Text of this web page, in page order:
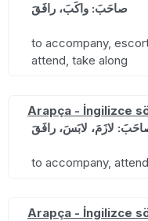
صاحَبَ: واكَبَ، رافَقَ
to accompany,
attend, take along
Arapça - İngilizce
لازَمَ، لابَسَ، رافَقَ
to accompany,
Arapça - İngilizce